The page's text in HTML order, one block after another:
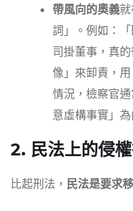
帶風向的奧義
詞」。例如：
司掛董事，真
像」來卸責，
情況，檢察官
意虛構事實」
2. 民法上的侵
比起刑法， 民法是要求